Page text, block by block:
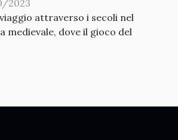
2023
attraverso i secoli nel
medievale, dove il gioco del